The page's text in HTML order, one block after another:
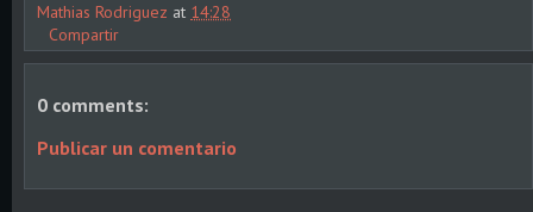
Mathias Rodriguez at 14:28
Compartir
0 comments:
Publicar un comentario